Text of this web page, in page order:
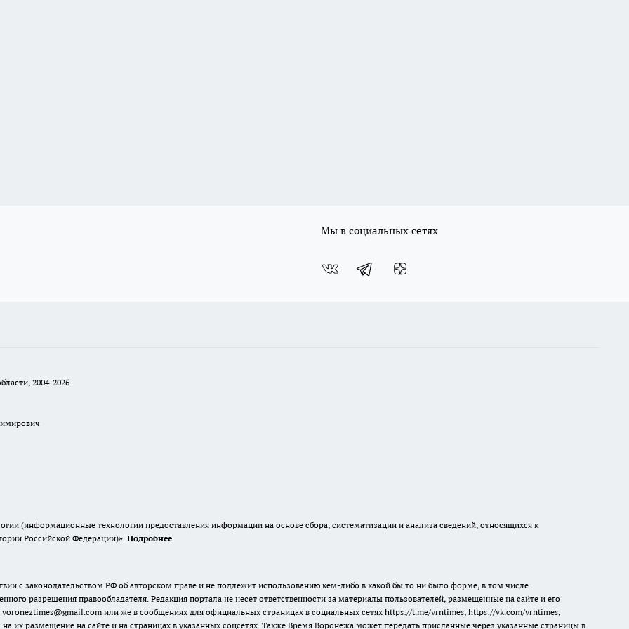
Мы в социальных сетях
2004-2026
(информационные технологии предоставления информации на основе сбора, систематизации и анализа сведений, относящихся к
Российской Федерации)». Подробнее
с законодательством РФ об авторском праве и не подлежит использованию кем-либо в какой бы то ни было форме, в том числе
разрешения правообладателя. Редакция портала не несет ответственности за материалы пользователей, размещенные на сайте и его
или же в сообщениях для официальных страницах в социальных сетях https://t.me/vrntimes, https://vk.com/vrntimes,
на их размещение на сайте и на страницах в указанных соцсетях. Также Время Воронежа может передать присланные через указанные страницы в